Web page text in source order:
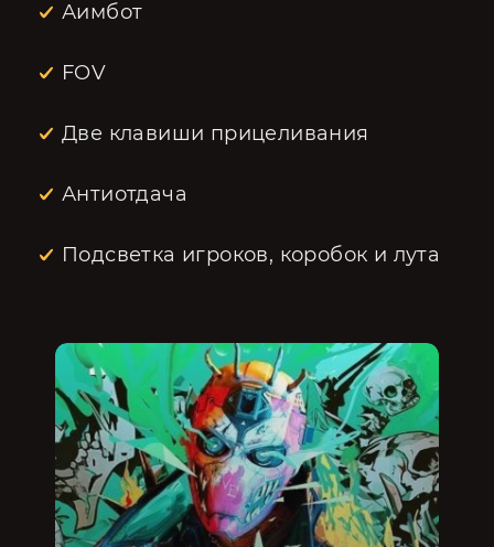
Аимбот
FOV
Две клавиши прицеливания
Антиотдача
Подсветка игроков, коробок и лута